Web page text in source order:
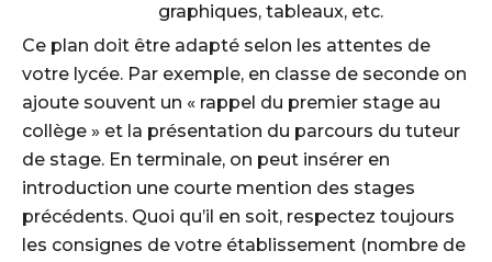
graphiques, tableaux, etc.
Ce plan doit être adapté selon les attentes de
votre lycée. Par exemple, en classe de seconde on
ajoute souvent un « rappel du premier stage au
collège » et la présentation du parcours du tuteur
de stage. En terminale, on peut insérer en
introduction une courte mention des stages
précédents. Quoi qu’il en soit, respectez toujours
les consignes de votre établissement (nombre de